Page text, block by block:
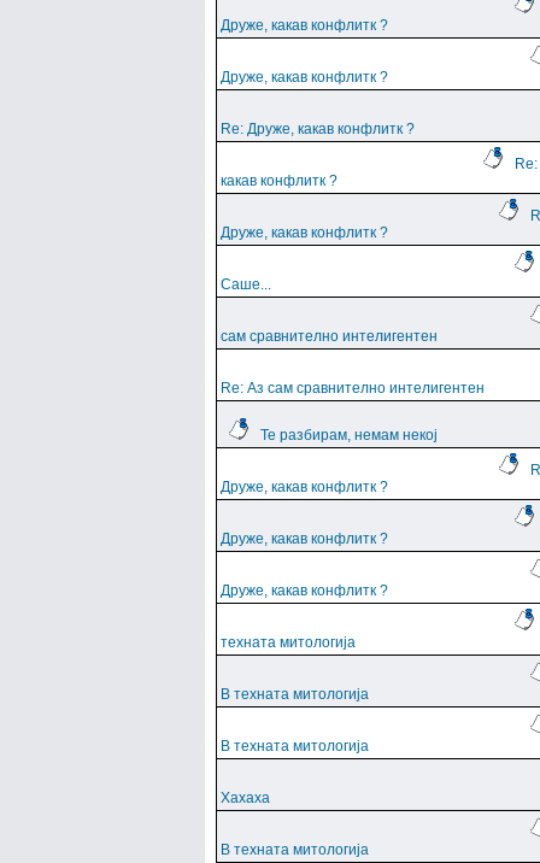
Друже, какав конфлитк ?
Друже, какав конфлитк ?
Re: Друже, какав конфлитк ?
какав конфлитк ?
Друже, какав конфлитк ?
Саше...
сам сравнително интелигентен
Re: Аз сам сравнително интелигентен
Те разбирам, немам некој
Друже, какав конфлитк ?
Друже, какав конфлитк ?
Друже, какав конфлитк ?
техната митологија
В техната митологија
В техната митологија
Хахаха
В техната митологија